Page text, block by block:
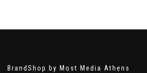
BrandShop by Most Media Athens